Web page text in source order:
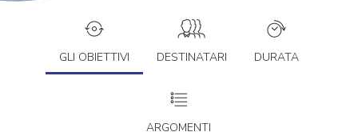
GLI OBIETTIVI DESTINATARI DURATA
ARGOMENTI